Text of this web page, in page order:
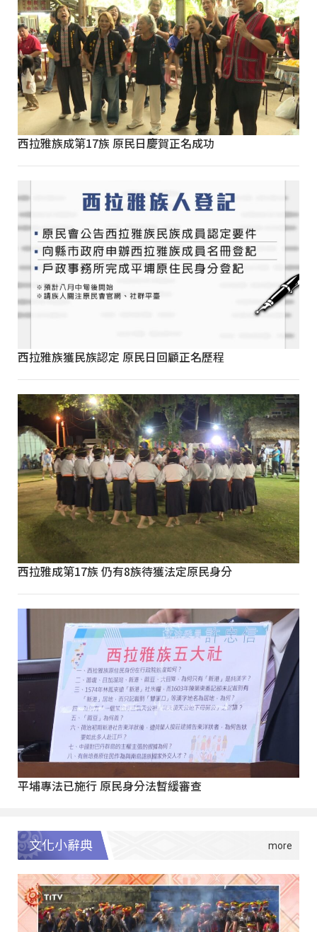
西拉雅族成第17族 原民日慶賀正名成功
西拉雅族獲民族認定 原民日回顧正名歷程
西拉雅成第17族 仍有8族待獲法定原民身分
平埔專法已施行 原民身分法暫緩審查
文化小辭典